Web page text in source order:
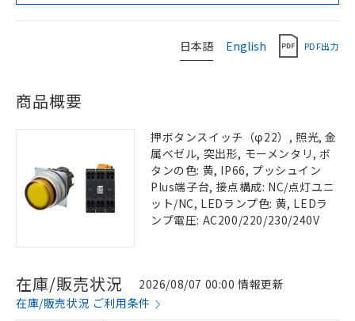
日本語 English PDF出力
商品概要
押ボタンスイッチ（φ22）, 照光, 金
属ベゼル, 突出形, モーメンタリ, ボ
タンの色: 黄, IP66, プッシュイン
Plus端子台, 接点構成: NC/点灯ユニ
ット/NC, LEDランプ色: 黄, LEDラ
ンプ電圧: AC200/220/230/240V
在庫/販売状況
2026/08/07 00:00 情報更新
在庫/販売状況 ご利用条件